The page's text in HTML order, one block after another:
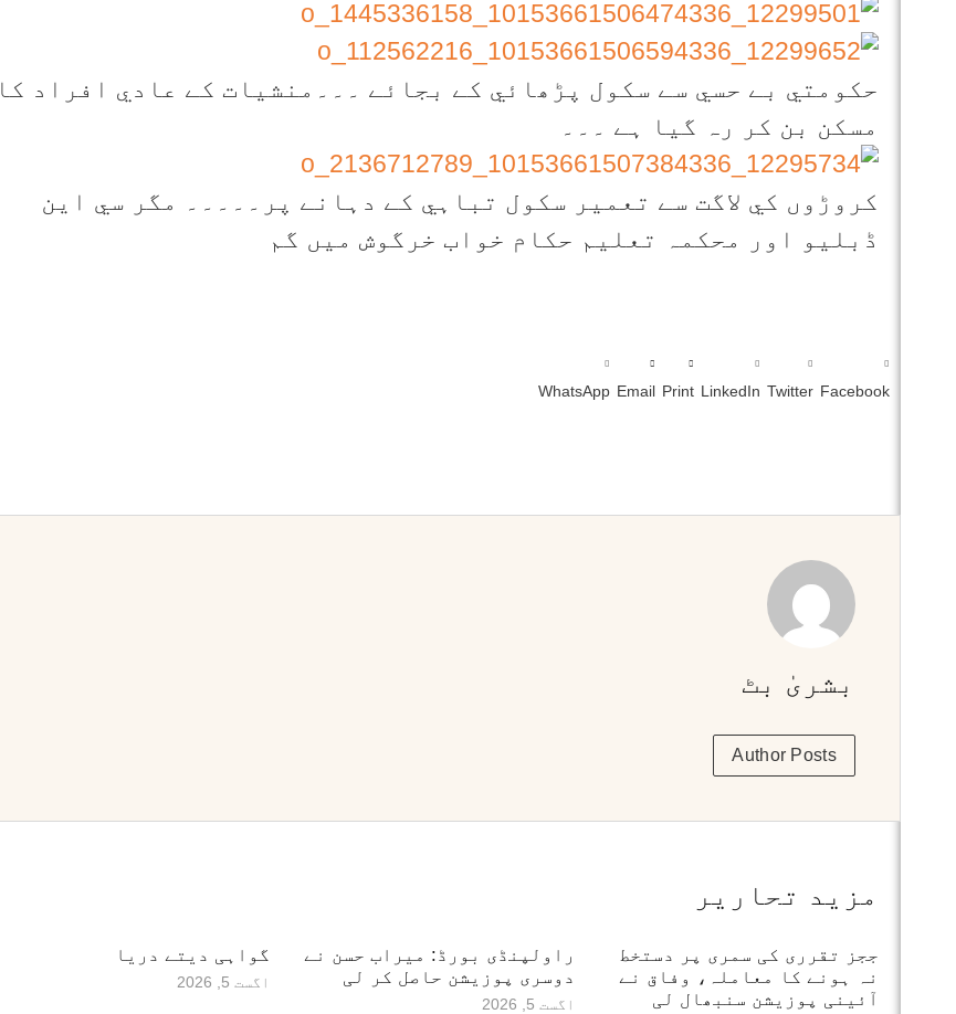
حکومتي بے حسي سے سکول پڑھائي کے بجائے ۔۔۔منشيات کے عادي افراد کا
مسکن بن کر رہ گيا ہے ۔۔۔
کروڑوں کي لاگت سے تعمير سکول تباہي کے دہانے پر۔۔۔۔۔ مگر سي اين
ڈبليو اور محکمہ تعليم حکام خواب خرگوش ميں گم
Facebook
Twitter
LinkedIn
Print
Email
WhatsApp
بشریٰ بٹ
Author Posts
مزید تحاریر
ججز تقرری کی سمری پر دستخط
نہ ہونے کا معاملہ، وفاق نے
آئینی پوزیشن سنبھال لی
راولپنڈی بورڈ: میراب حسن نے
دوسری پوزیشن حاصل کر لی
اگست 5, 2026
گواہی دیتے دریا
اگست 5, 2026